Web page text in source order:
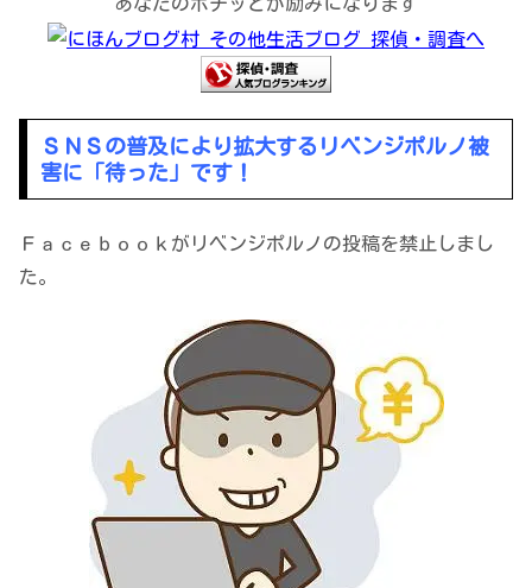
ＳＮＳの普及により拡大するリベンジポルノ被
害に「待った」です！
Ｆａｃｅｂｏｏｋがリベンジポルノの投稿を禁止しまし
た。